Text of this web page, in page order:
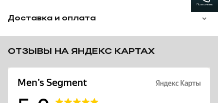
Доставка и оплата
ОТЗЫВЫ НА ЯНДЕКС КАРТАХ
Позвонить